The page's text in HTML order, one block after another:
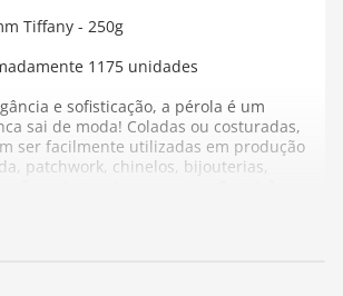
Tiffany - 250g
1175 unidades
e sofisticação, a pérola é um
sai de moda! Coladas ou costuradas,
ser facilmente utilizadas em produção
patchwork, chinelos, bijouterias,
artesanato e arranjos. Com três
que garantem requinte,